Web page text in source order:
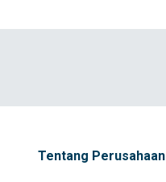
Tentang Perusahaan